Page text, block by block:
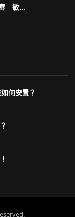
審 敏...
何安置？